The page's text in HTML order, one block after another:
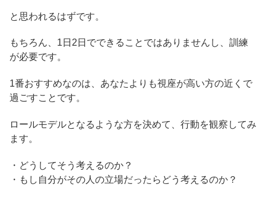
と思われるはずです。
もちろん、1日2日でできることではありませんし、訓練
が必要です。
1番おすすめなのは、あなたよりも視座が高い方の近くで
過ごすことです。
ロールモデルとなるような方を決めて、行動を観察してみ
ます。
・どうしてそう考えるのか？
・もし自分がその人の立場だったらどう考えるのか？